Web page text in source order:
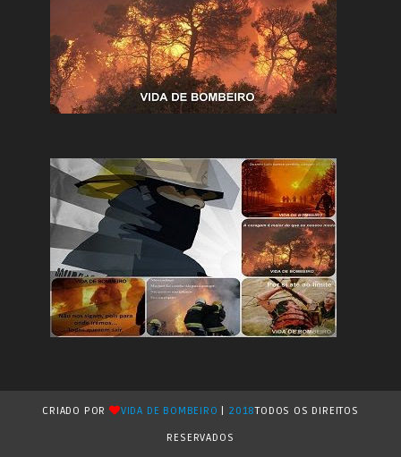
CRIADO POR VIDA DE BOMBEIRO 2018TODOS OS DIREITOS
RESERVADOS